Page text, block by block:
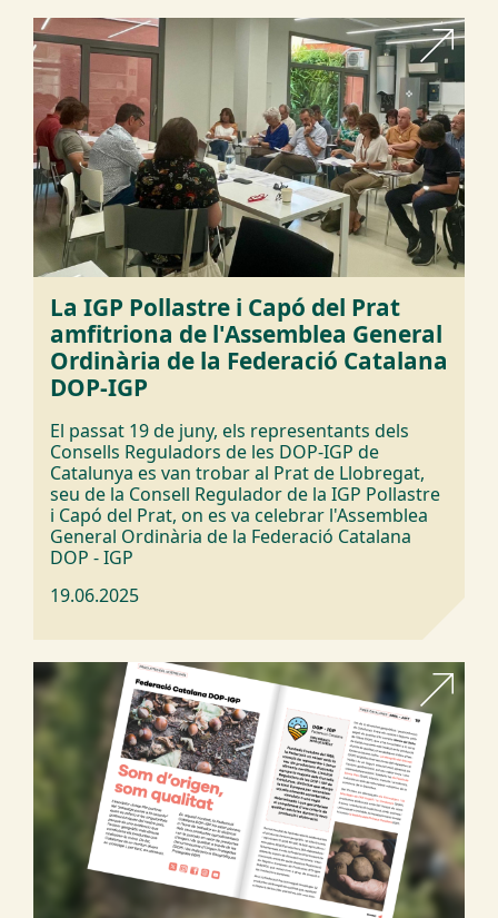
La IGP Pollastre i Capó del Prat
amfitriona de l'Assemblea General
Ordinària de la Federació Catalana
DOP-IGP
El passat 19 de juny, els representants dels
Consells Reguladors de les DOP-IGP de
Catalunya es van trobar al Prat de Llobregat,
seu de la Consell Regulador de la IGP Pollastre
i Capó del Prat, on es va celebrar l'Assemblea
General Ordinària de la Federació Catalana
DOP - IGP
19.06.2025